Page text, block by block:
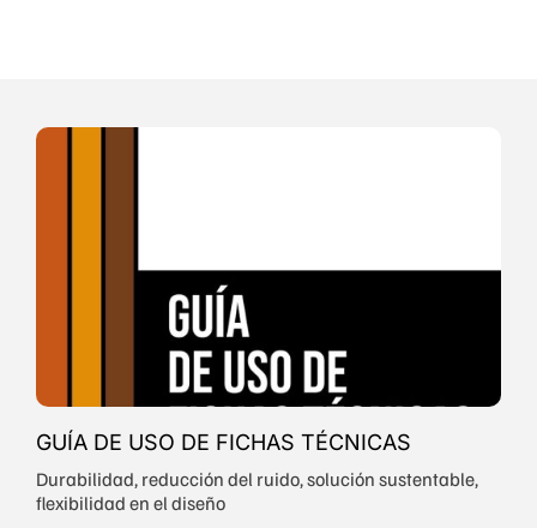
GUÍA DE USO DE FICHAS TÉCNICAS
Durabilidad, reducción del ruido, solución sustentable,
flexibilidad en el diseño